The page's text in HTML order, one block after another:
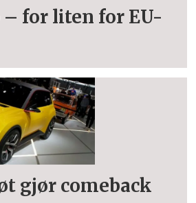
for liten for EU-
gjør comeback